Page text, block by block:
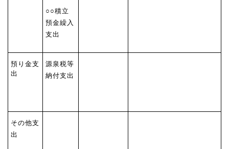
○○積立
預金繰入
支出
預り金支
出
源泉税等
納付支出
その他支
出